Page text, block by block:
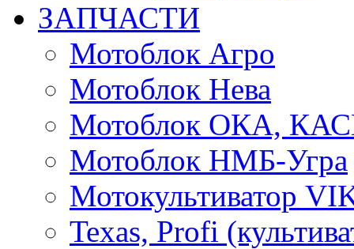
ЗАПЧАСТИ
Мотоблок Агро
Мотоблок Нева
Мотоблок ОКА,
Мотоблок НМБ-Угра
Мотокультиватор
Texas, Profi